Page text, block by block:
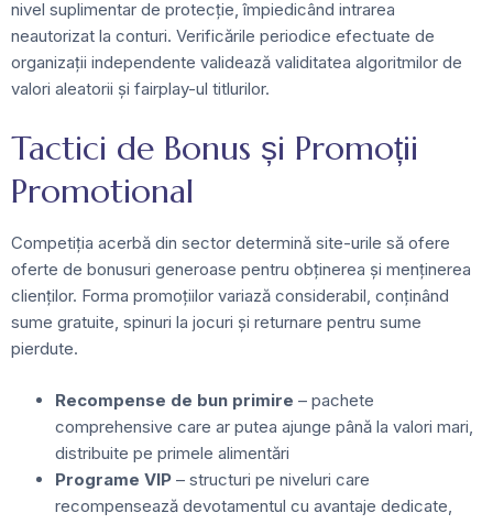
nivel suplimentar de protecție, împiedicând intrarea
neautorizat la conturi. Verificările periodice efectuate de
organizații independente validează validitatea algoritmilor de
valori aleatorii și fairplay-ul titlurilor.
Tactici de Bonus și Promoții
Promotional
Competiția acerbă din sector determină site-urile să ofere
oferte de bonusuri generoase pentru obținerea și menținerea
clienților. Forma promoțiilor variază considerabil, conținând
sume gratuite, spinuri la jocuri și returnare pentru sume
pierdute.
Recompense de bun primire – pachete
comprehensive care ar putea ajunge până la valori mari,
distribuite pe primele alimentări
Programe VIP – structuri pe niveluri care
recompensează devotamentul cu avantaje dedicate,